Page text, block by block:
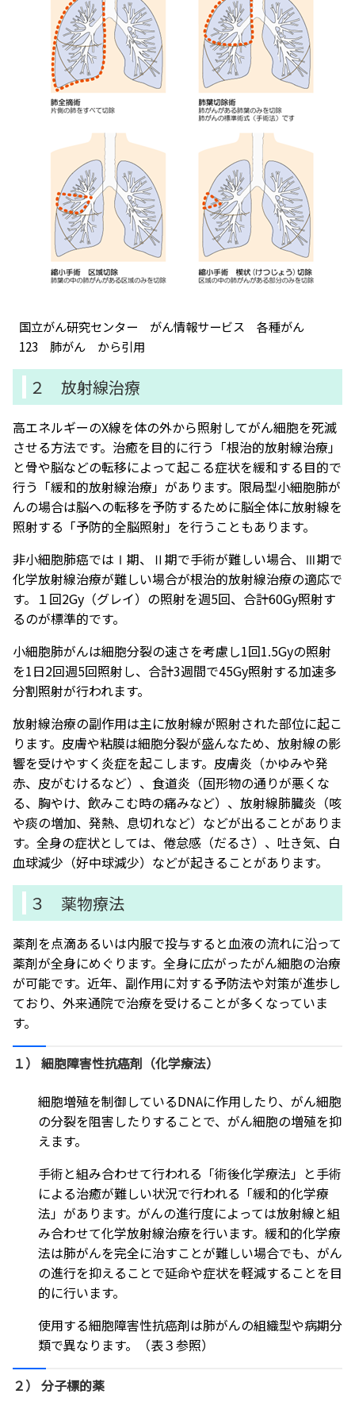
国立がん研究センター がん情報サービス 各種がん
123 肺がん から引用
２ 放射線治療
高エネルギーのX線を体の外から照射してがん細胞を死滅
させる方法です。治癒を目的に行う「根治的放射線治療」
と骨や脳などの転移によって起こる症状を緩和する目的で
行う「緩和的放射線治療」があります。限局型小細胞肺が
んの場合は脳への転移を予防するために脳全体に放射線を
照射する「予防的全脳照射」を行うこともあります。
非小細胞肺癌ではⅠ期、Ⅱ期で手術が難しい場合、Ⅲ期で
化学放射線治療が難しい場合が根治的放射線治療の適応で
す。１回2Gy（グレイ）の照射を週5回、合計60Gy照射す
るのが標準的です。
小細胞肺がんは細胞分裂の速さを考慮し1回1.5Gyの照射
を1日2回週5回照射し、合計3週間で45Gy照射する加速多
分割照射が行われます。
放射線治療の副作用は主に放射線が照射された部位に起こ
ります。皮膚や粘膜は細胞分裂が盛んなため、放射線の影
響を受けやすく炎症を起こします。皮膚炎（かゆみや発
赤、皮がむけるなど）、食道炎（固形物の通りが悪くな
る、胸やけ、飲みこむ時の痛みなど）、放射線肺臓炎（咳
や痰の増加、発熱、息切れなど）などが出ることがありま
す。全身の症状としては、倦怠感（だるさ）、吐き気、白
血球減少（好中球減少）などが起きることがあります。
３ 薬物療法
薬剤を点滴あるいは内服で投与すると血液の流れに沿って
薬剤が全身にめぐります。全身に広がったがん細胞の治療
が可能です。近年、副作用に対する予防法や対策が進歩し
ており、外来通院で治療を受けることが多くなっていま
す。
１） 細胞障害性抗癌剤（化学療法）
細胞増殖を制御しているDNAに作用したり、がん細胞
の分裂を阻害したりすることで、がん細胞の増殖を抑
えます。
手術と組み合わせて行われる「術後化学療法」と手術
による治癒が難しい状況で行われる「緩和的化学療
法」があります。がんの進行度によっては放射線と組
み合わせて化学放射線治療を行います。緩和的化学療
法は肺がんを完全に治すことが難しい場合でも、がん
の進行を抑えることで延命や症状を軽減することを目
的に行います。
使用する細胞障害性抗癌剤は肺がんの組織型や病期分
類で異なります。（表３参照）
２） 分子標的薬